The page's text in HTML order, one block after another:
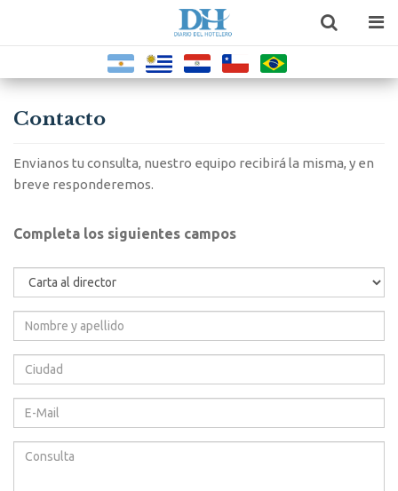
Contacto
Envianos tu consulta, nuestro equipo recibirá la misma, y en
breve responderemos.
Completa los siguientes campos